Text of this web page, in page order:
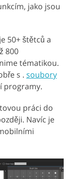
jako jsou
50+ štětců a
800
tématikou.
s . soubory
programy.
práci do
Navíc je